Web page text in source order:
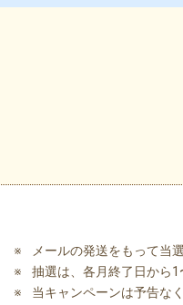
メールの発送をもって当
抽選は、各月終了日から
当キャンペーンは予告な